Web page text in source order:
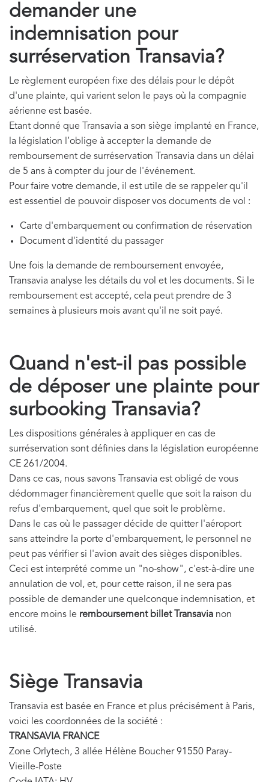
demander une
indemnisation pour
surréservation Transavia?
Le règlement européen fixe des délais pour le dépôt
d'une plainte, qui varient selon le pays où la compagnie
aérienne est basée.
Etant donné que Transavia a son siège implanté en France,
la législation l’oblige à accepter la demande de
remboursement de surréservation Transavia dans un délai
de 5 ans à compter du jour de l'événement.
Pour faire votre demande, il est utile de se rappeler qu'il
est essentiel de pouvoir disposer vos documents de vol :
Carte d'embarquement ou confirmation de réservation
Document d'identité du passager
Une fois la demande de remboursement envoyée,
Transavia analyse les détails du vol et les documents. Si le
remboursement est accepté, cela peut prendre de 3
semaines à plusieurs mois avant qu'il ne soit payé.
Quand n'est-il pas possible
de déposer une plainte pour
surbooking Transavia?
Les dispositions générales à appliquer en cas de
surréservation sont définies dans la législation européenne
CE 261/2004.
Dans ce cas, nous savons Transavia est obligé de vous
dédommager financièrement quelle que soit la raison du
refus d'embarquement, quel que soit le problème.
Dans le cas où le passager décide de quitter l'aéroport
sans atteindre la porte d'embarquement, le personnel ne
peut pas vérifier si l'avion avait des sièges disponibles.
Ceci est interprété comme un "no-show", c'est-à-dire une
annulation de vol, et, pour cette raison, il ne sera pas
possible de demander une quelconque indemnisation, et
encore moins le remboursement billet Transavia non
utilisé.
Siège Transavia
Transavia est basée en France et plus précisément à Paris,
voici les coordonnées de la société :
TRANSAVIA FRANCE
Zone Orlytech, 3 allée Hélène Boucher 91550 Paray-
Vieille-Poste